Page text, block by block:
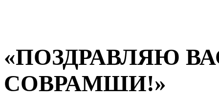
«ПОЗДРАВЛЯЮ
СОВРАМШИ!»